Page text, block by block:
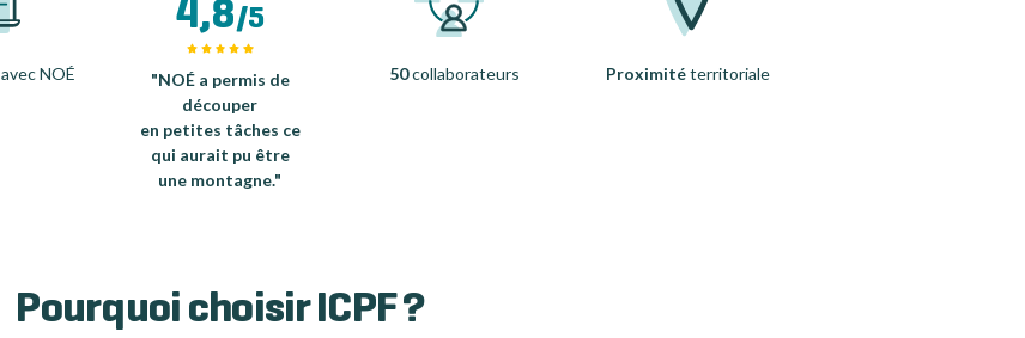
avec NOÉ
4,8/5
"NOÉ a permis de
découper
en petites tâches ce
qui aurait pu être
une montagne."
50collaborateurs Proximitéterritoriale
Pourquoi choisir ICPF ?